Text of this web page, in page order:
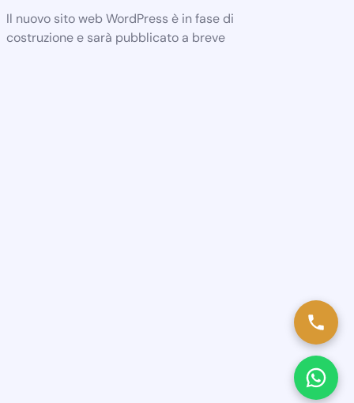
Il nuovo sito web WordPress è in fase di
costruzione e sarà pubblicato a breve